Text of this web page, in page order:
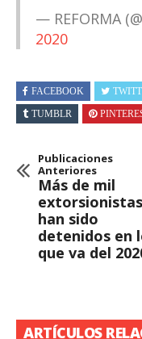
— REFORMA
2020
FACEBOOK
TUMBLR
Publicaciones
Anteriores
Más de mil
extorsionistas
han sido
detenidos en
que va del
ARTÍCULOS